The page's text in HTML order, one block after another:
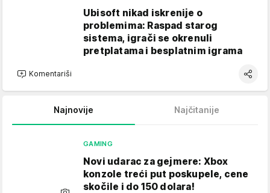
Ubisoft nikad iskrenije o
problemima: Raspad starog
sistema, igrači se okrenuli
pretplatama i besplatnim igrama
Komentariši
Najnovije Najčitanije
GAMING
Novi udarac za gejmere: Xbox
konzole treći put poskupele, cene
skočile i do 150 dolara!